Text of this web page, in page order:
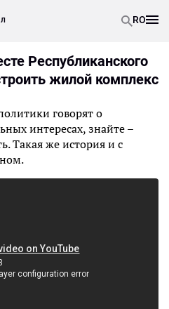
RO
Республиканского
жилой комплекс
говорят о
интересах, знайте –
Такая же история и с